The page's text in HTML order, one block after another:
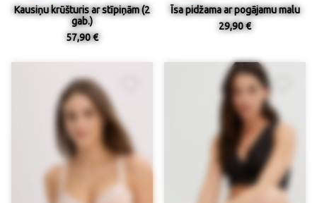
Kausiņu krūšturis ar stīpiņām (2
gab.)
57,90 €
Īsa pidžama ar pogājamu malu
29,90 €